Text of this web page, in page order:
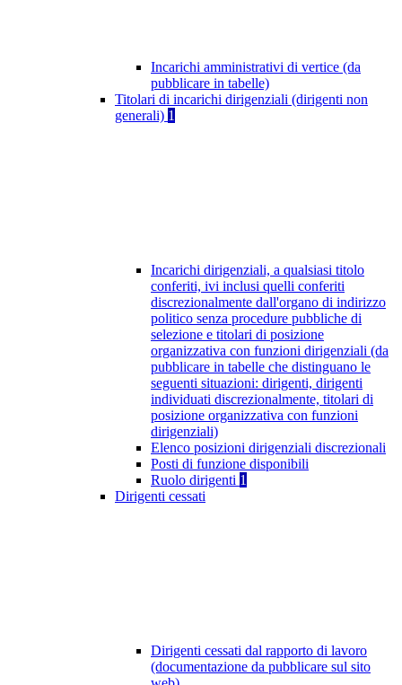
Incarichi amministrativi di vertice (da
pubblicare in tabelle)
Titolari di incarichi dirigenziali (dirigenti non
generali) 1
Incarichi dirigenziali, a qualsiasi titolo
conferiti, ivi inclusi quelli conferiti
discrezionalmente dall'organo di indirizzo
politico senza procedure pubbliche di
selezione e titolari di posizione
organizzativa con funzioni dirigenziali (da
pubblicare in tabelle che distinguano le
seguenti situazioni: dirigenti, dirigenti
individuati discrezionalmente, titolari di
posizione organizzativa con funzioni
dirigenziali)
Elenco posizioni dirigenziali discrezionali
Posti di funzione disponibili
Ruolo dirigenti 1
Dirigenti cessati
Dirigenti cessati dal rapporto di lavoro
(documentazione da pubblicare sul sito